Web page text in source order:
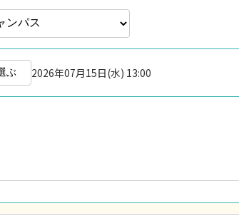
ぶ 2026年07月15日(水) 13:00